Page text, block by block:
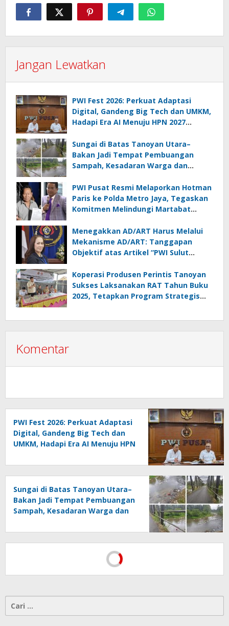
Jangan Lewatkan
PWI Fest 2026: Perkuat Adaptasi
Digital, Gandeng Big Tech dan UMKM,
Hadapi Era AI Menuju HPN 2027
Sungai di Batas Tanoyan Utara–
Bakan Jadi Tempat Pembuangan
Sampah, Kesadaran Warga dan
PWI Pusat Resmi Melaporkan Hotman
Paris ke Polda Metro Jaya, Tegaskan
Komitmen Melindungi Martabat
Menegakkan AD/ART Harus Melalui
Mekanisme AD/ART: Tanggapan
Objektif atas Artikel “PWI Sulut
Melanggar Aturan”
Koperasi Produsen Perintis Tanoyan
Sukses Laksanakan RAT Tahun Buku
2025, Tetapkan Program Strategis
Komentar
PWI Fest 2026: Perkuat Adaptasi
Digital, Gandeng Big Tech dan
UMKM, Hadapi Era AI Menuju HPN
Sungai di Batas Tanoyan Utara–
Bakan Jadi Tempat Pembuangan
Sampah, Kesadaran Warga dan
Dipertanyakan
Cari
untuk: